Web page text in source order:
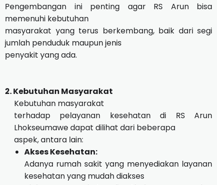
Pengembangan ini penting agar RS Arun bisa
memenuhi kebutuhan
masyarakat yang terus berkembang, baik dari segi
jumlah penduduk maupun jenis
penyakit yang ada.
2. Kebutuhan Masyarakat
Kebutuhan masyarakat
terhadap pelayanan kesehatan di RS Arun
Lhokseumawe dapat dilihat dari beberapa
aspek, antara lain:
Akses Kesehatan:
Adanya rumah sakit yang menyediakan layanan
kesehatan yang mudah diakses